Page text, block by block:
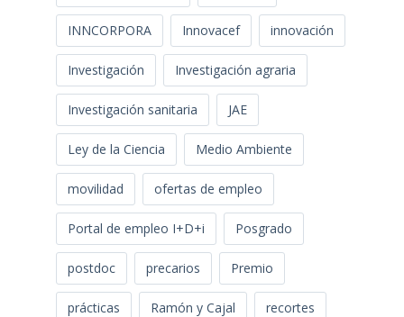
INNCORPORA Innovacef innovación
Investigación Investigación agraria
Investigación sanitaria JAE
Ley de la Ciencia Medio Ambiente
movilidad ofertas de empleo
Portal de empleo I+D+i Posgrado
postdoc precarios Premio
prácticas Ramón y Cajal recortes